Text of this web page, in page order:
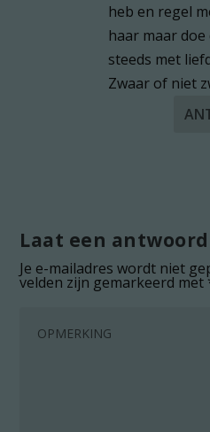
heb en regel
haar maar
steeds met
Zwaar of niet
Laat een
Je e-mailadres wordt niet
velden zijn gemarkeerd met